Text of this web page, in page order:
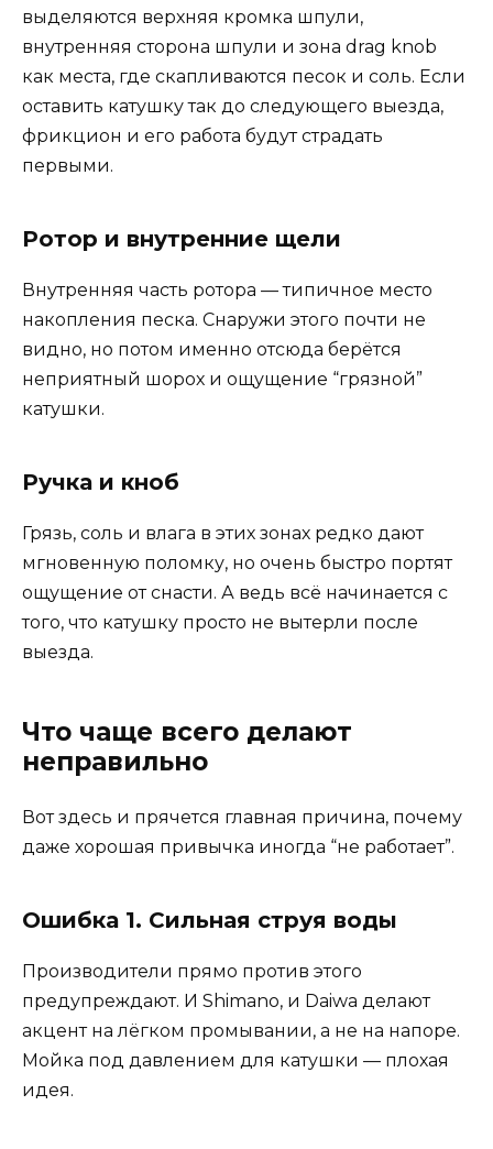
выделяются верхняя кромка шпули,
внутренняя сторона шпули и зона drag knob
как места, где скапливаются песок и соль. Если
оставить катушку так до следующего выезда,
фрикцион и его работа будут страдать
первыми.
Ротор и внутренние щели
Внутренняя часть ротора — типичное место
накопления песка. Снаружи этого почти не
видно, но потом именно отсюда берётся
неприятный шорох и ощущение “грязной”
катушки.
Ручка и кноб
Грязь, соль и влага в этих зонах редко дают
мгновенную поломку, но очень быстро портят
ощущение от снасти. А ведь всё начинается с
того, что катушку просто не вытерли после
выезда.
Что чаще всего делают
неправильно
Вот здесь и прячется главная причина, почему
даже хорошая привычка иногда “не работает”.
Ошибка 1. Сильная струя воды
Производители прямо против этого
предупреждают. И Shimano, и Daiwa делают
акцент на лёгком промывании, а не на напоре.
Мойка под давлением для катушки — плохая
идея.